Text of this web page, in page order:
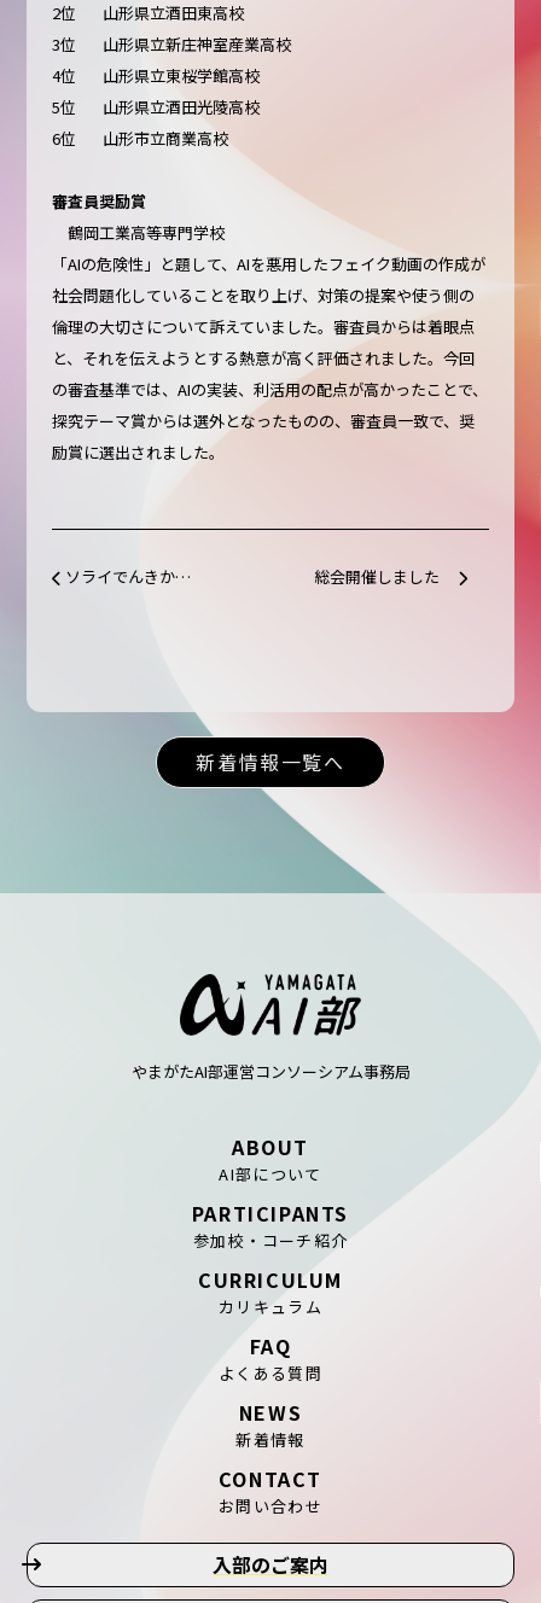
2位 山形県立酒田東高校
3位 山形県立新庄神室産業高校
4位 山形県立東桜学館高校
5位 山形県立酒田光陵高校
6位 山形市立商業高校
審査員奨励賞
鶴岡工業高等専門学校
「AIの危険性」と題して、AIを悪用したフェイク動画の作成が
社会問題化していることを取り上げ、対策の提案や使う側の
倫理の大切さについて訴えていました。審査員からは着眼点
と、それを伝えようとする熱意が高く評価されました。今回
の審査基準では、AIの実装、利活用の配点が高かったことで、
探究テーマ賞からは選外となったものの、審査員一致で、奨
励賞に選出されました。
ソライでんきから101万円の寄付をいただきました 総会開催しました
新着情報一覧へ
やまがたAI部運営コンソーシアム事務局
ABOUT
AI部について
PARTICIPANTS
参加校・コーチ紹介
CURRICULUM
カリキュラム
FAQ
よくある質問
NEWS
新着情報
CONTACT
お問い合わせ
入部のご案内